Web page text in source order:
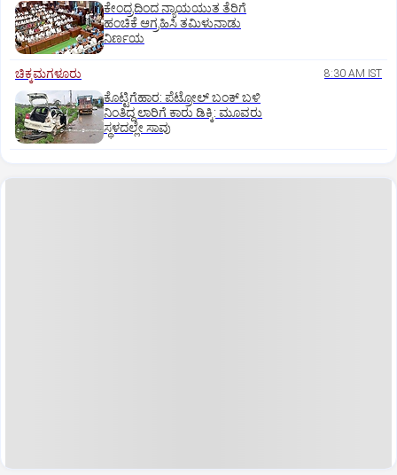
ಕೇಂದ್ರದಿಂದ ನ್ಯಾಯಯುತ ತೆರಿಗೆ
ಹಂಚಿಕೆ ಆಗ್ರಹಿಸಿ ತಮಿಳುನಾಡು
ನಿರ್ಣಯ
ಚಿಕ್ಕಮಗಳೂರು 8:30 AM IST
ಕೊಟ್ಟಿಗೆಹಾರ: ಪೆಟ್ರೋಲ್ ಬಂಕ್ ಬಳಿ
ನಿಂತಿದ್ದ ಲಾರಿಗೆ ಕಾರು ಡಿಕ್ಕಿ: ಮೂವರು
ಸ್ಥಳದಲ್ಲೇ ಸಾವು